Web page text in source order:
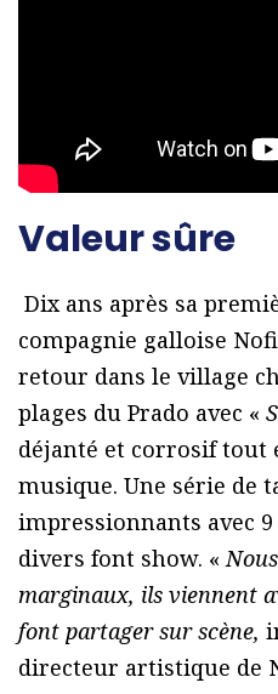
Valeur sûre
Dix ans après sa
compagnie galloise
retour dans le village
plages du Prado avec «
déjanté et corrosif tout
musique. Une série de
impressionnants avec
divers font show. «
marginaux, ils viennent
font partager sur scène,
directeur artistique de